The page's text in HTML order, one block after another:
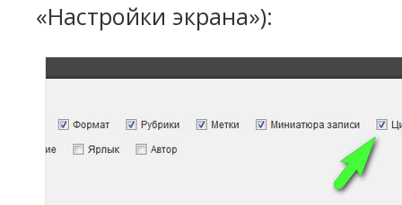
«Настройки экрана»):